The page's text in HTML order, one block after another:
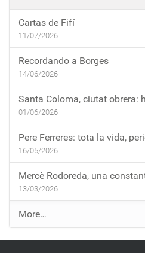
Cartas de Fifí
11/07/2026
Recordando a Borges
14/06/2026
Santa Coloma, ciutat obrera:
01/06/2026
Pere Ferreres: tota la vida,
16/05/2026
Mercè Rodoreda, una
13/03/2026
E
n
t
More…